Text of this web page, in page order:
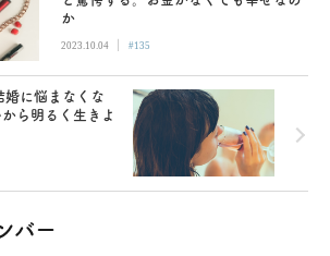
か
2023.10.04 | #135
に悩まなくな
ら明るく生きよ
バー